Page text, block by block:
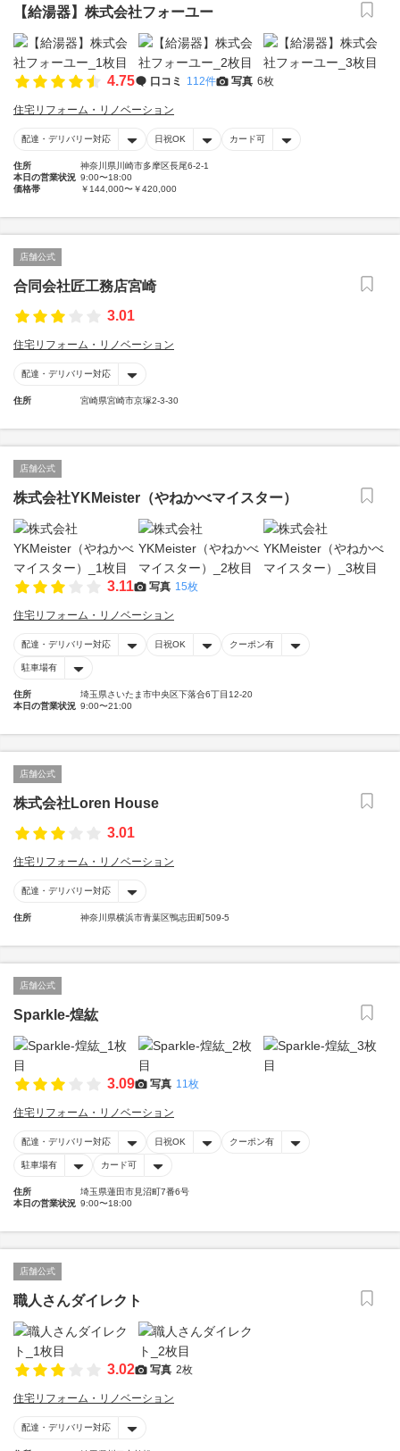
【給湯器】株式会社フォーユー
4.75 口コミ 112件 写真 6枚
住宅リフォーム・リノベーション
配達・デリバリー対応 日祝OK カード可
住所
神奈川県川崎市多摩区長尾6-2-1
本日の営業状況 9:00〜18:00
価格帯
￥144,000〜￥420,000
店舗公式
合同会社匠工務店宮崎
3.01
住宅リフォーム・リノベーション
配達・デリバリー対応
住所 宮崎県宮崎市京塚2-3-30
店舗公式
株式会社YKMeister（やねかべマイスター）
3.11 写真 15枚
住宅リフォーム・リノベーション
配達・デリバリー対応 日祝OK クーポン有
駐車場有
住所
埼玉県さいたま市中央区下落合6丁目12-20
本日の営業状況 9:00〜21:00
店舗公式
株式会社Loren House
3.01
住宅リフォーム・リノベーション
配達・デリバリー対応
住所 神奈川県横浜市青葉区鴨志田町509-5
店舗公式
Sparkle-煌紘
3.09 写真 11枚
住宅リフォーム・リノベーション
配達・デリバリー対応 日祝OK クーポン有
駐車場有 カード可
住所
埼玉県蓮田市見沼町7番6号
本日の営業状況 9:00〜18:00
店舗公式
職人さんダイレクト
3.02 写真 2枚
住宅リフォーム・リノベーション
配達・デリバリー対応